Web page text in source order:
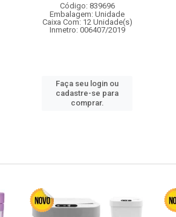
Código: 839696
Embalagem: Unidade
Caixa Com: 12 Unidade(s)
Inmetro: 006407/2019
Faça seu login ou
cadastre-se para
comprar.